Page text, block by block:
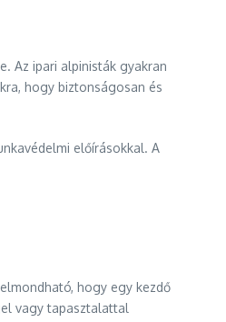
Az ipari alpinisták gyakran
hogy biztonságosan és
előírásokkal. A
hogy egy kezdő
vagy tapasztalattal